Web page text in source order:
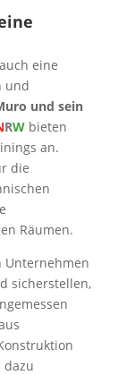
eine
und
und sein
RWbieten
an.
die
Räumen.
Unternehmen
sicherstellen,
dazu